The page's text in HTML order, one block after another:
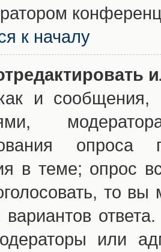
к началу
и сообщения,
опроса
в теме; опрос
то вы
или